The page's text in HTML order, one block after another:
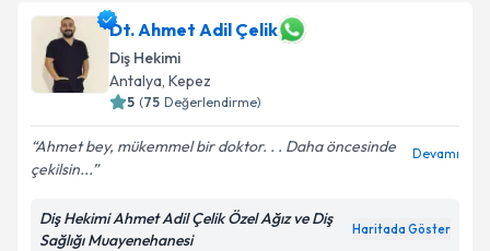
Dt. Ahmet Adil Çelik
Diş Hekimi
Antalya, Kepez
5 (75 Değerlendirme)
Ahmet bey, mükemmel bir doktor. . . Daha öncesinde
çekilsin...
Devamı
Diş Hekimi Ahmet Adil Çelik Özel Ağız ve Diş
Sağlığı Muayenehanesi
Haritada Göster